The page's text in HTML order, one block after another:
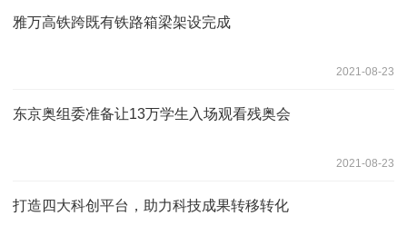
雅万高铁跨既有铁路箱梁架设完成
2021-08-23
东京奥组委准备让13万学生入场观看残奥会
2021-08-23
打造四大科创平台，助力科技成果转移转化